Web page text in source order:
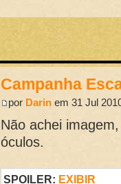
Campanha
por Darin em 31 Jul
Não achei
óculos.
SPOILER: EXIBIR